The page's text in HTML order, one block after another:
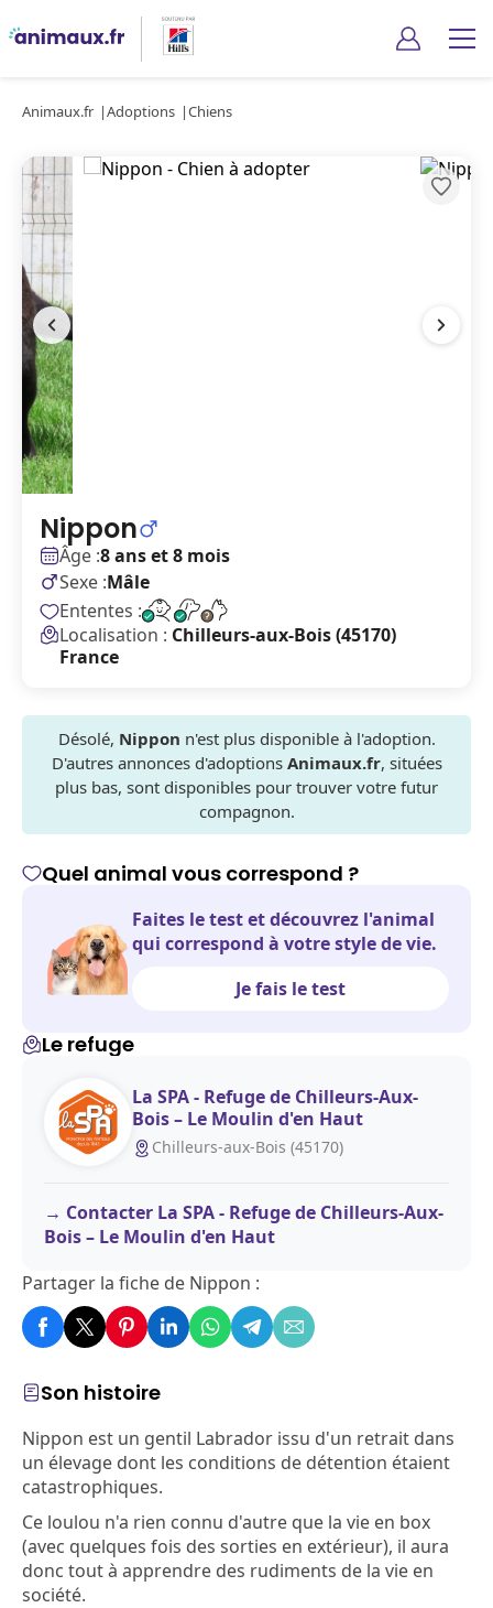
Animaux.fr Adoptions Chiens
Nippon
Âge :8 ans et 8 mois
Sexe :Mâle
Ententes :
Localisation : Chilleurs-aux-Bois (45170)
France
Désolé, Nippon n'est plus disponible à l'adoption.
D'autres annonces d'adoptions Animaux.fr, situées
plus bas, sont disponibles pour trouver votre futur
compagnon.
Son histoire
Nippon est un gentil Labrador issu d'un retrait dans
un élevage dont les conditions de détention étaient
catastrophiques.
Ce loulou n'a rien connu d'autre que la vie en box
(avec quelques fois des sorties en extérieur), il aura
donc tout à apprendre des rudiments de la vie en
société.
Quel animal vous correspond ?
Faites le test et découvrez l'animal
qui correspond à votre style de vie.
Je fais le test
Le refuge
La SPA - Refuge de Chilleurs-Aux-
Bois – Le Moulin d'en Haut
Chilleurs-aux-Bois (45170)
Contacter La SPA - Refuge de Chilleurs-Aux-
Bois – Le Moulin d'en Haut
Partager la fiche de Nippon :